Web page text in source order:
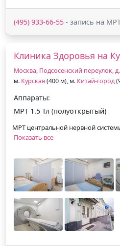
(495) 933-66-55 - запись на
Клиника Здоровья на
Москва, Подсосенский переулок,
м. Курская (400 м), м. Китай-город
Аппараты:
МРТ 1.5 Тл (полуоткрытый)
МРТ центральной нервной
Показать все